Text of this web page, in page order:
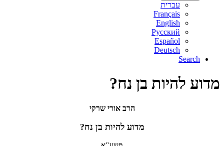
עברית
Français
English
Русский
Español
Deutsch
Search
מדוע להיות בן נח?
הרב אורי שרקי
מדוע להיות בן נח?